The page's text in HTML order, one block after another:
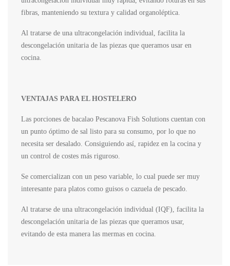
fibras, manteniendo su textura y calidad organoléptica.
Al tratarse de una ultracongelación individual, facilita la
descongelación unitaria de las piezas que queramos usar en
cocina.
VENTAJAS PARA EL HOSTELERO
Las porciones de bacalao Pescanova Fish Solutions cuentan con
un punto óptimo de sal listo para su consumo, por lo que no
necesita ser desalado. Consiguiendo así, rapidez en la cocina y
un control de costes más riguroso.
Se comercializan con un peso variable, lo cual puede ser muy
interesante para platos como guisos o cazuela de pescado.
Al tratarse de una ultracongelación individual (IQF), facilita la
descongelación unitaria de las piezas que queramos usar,
evitando de esta manera las mermas en cocina.